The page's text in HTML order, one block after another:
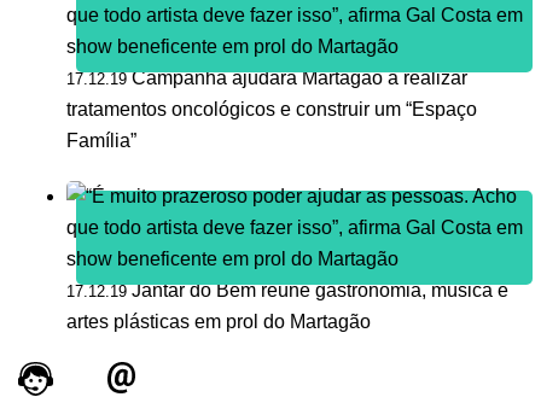
17.12.19 Campanha ajudará Martagão a realizar
tratamentos oncológicos e construir um “Espaço
Família”
17.12.19 Jantar do Bem reúne gastronomia, música e
artes plásticas em prol do Martagão